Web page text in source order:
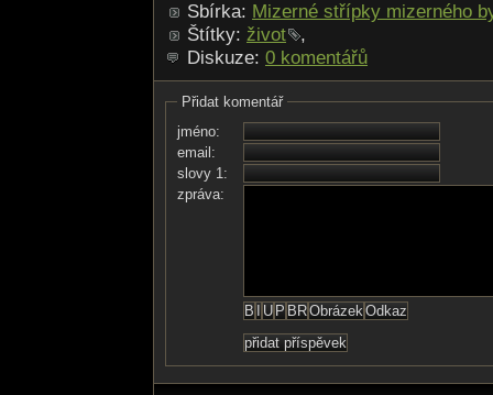
Sbírka: Mizerné střípky mizerného
Štítky: život
,
Diskuze: 0 komentářů
Přidat komentář
jméno:
email:
slovy 1:
zpráva: